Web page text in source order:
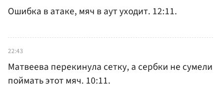
Ошибка в атаке, мяч в аут уходит. 12:11.
22:43
Матвеева перекинула сетку, а сербки не сумели
поймать этот мяч. 10:11.